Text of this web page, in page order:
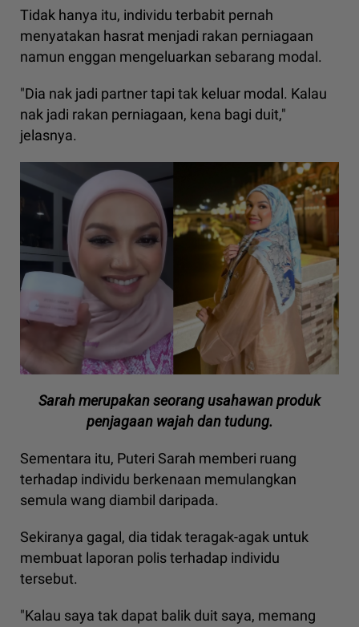
Tidak hanya itu, individu terbabit pernah
menyatakan hasrat menjadi rakan perniagaan
namun enggan mengeluarkan sebarang modal.
"Dia nak jadi partner tapi tak keluar modal. Kalau
nak jadi rakan perniagaan, kena bagi duit,"
jelasnya.
Sarah merupakan seorang usahawan produk
penjagaan wajah dan tudung.
Sementara itu, Puteri Sarah memberi ruang
terhadap individu berkenaan memulangkan
semula wang diambil daripada.
Sekiranya gagal, dia tidak teragak-agak untuk
membuat laporan polis terhadap individu
tersebut.
"Kalau saya tak dapat balik duit saya, memang